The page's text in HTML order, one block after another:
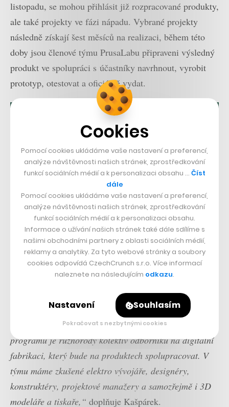
listopadu, se mohou přihlásit již rozpracované produkty,
ale také projekty ve fázi nápadu. Vybrané projekty
následně získají šest měsíců na realizaci, během této
doby jsou členové týmu PrusaLabu připraveni výsledný
produkt ve spolupráci s účastníky navrhnout, vyrobit
prototyp, otestovat a oficiálně vydat.
„Jednou z hlavních předností našeho akceleračního
programu je různorodý kolektiv odborníků na digitální
fabrikaci, který bude na produktech spolupracovat. V
týmu máme zkušené elektro vývojáře, designéry,
konstruktéry, projektové manažery a samozřejmě i 3D
modeláře a tiskaře,“ doplňuje Kašpárek.
Cookies
Pomocí cookies ukládáme vaše nastavení a preferencí,
analýze návštěvnosti našich stránek, zprostředkování
funkcí sociálních médií a k personalizaci obsahu … Číst
dále
Pomocí cookies ukládáme vaše nastavení a preferencí,
analýze návštěvnosti našich stránek, zprostředkování
funkcí sociálních médií a k personalizaci obsahu.
Informace o užívání našich stránek také dále sdílíme s
našimi obchodními partnery z oblasti sociálních médií,
reklamy a analytiky. Za tyto webové stránky a soubory
cookies odpovídá CzechCrunch s.r.o. Více informací
naleznete na následujícím odkazu.
Nastavení Souhlasím
Pokračovat s nezbytnými cookies